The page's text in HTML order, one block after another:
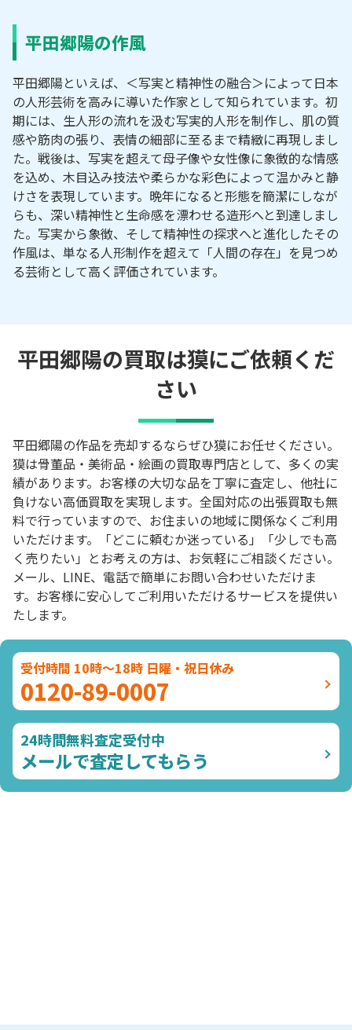
平田郷陽の作風
平田郷陽といえば、＜写実と精神性の融合＞によって日本
の人形芸術を高みに導いた作家として知られています。初
期には、生人形の流れを汲む写実的人形を制作し、肌の質
感や筋肉の張り、表情の細部に至るまで精緻に再現しまし
た。戦後は、写実を超えて母子像や女性像に象徴的な情感
を込め、木目込み技法や柔らかな彩色によって温かみと静
けさを表現しています。晩年になると形態を簡潔にしなが
らも、深い精神性と生命感を漂わせる造形へと到達しまし
た。写実から象徴、そして精神性の探求へと進化したその
作風は、単なる人形制作を超えて「人間の存在」を見つめ
る芸術として高く評価されています。
平田郷陽の買取は獏にご依頼くだ
さい
平田郷陽の作品を売却するならぜひ獏にお任せください。
獏は骨董品・美術品・絵画の買取専門店として、多くの実
績があります。お客様の大切な品を丁寧に査定し、他社に
負けない高価買取を実現します。全国対応の出張買取も無
料で行っていますので、お住まいの地域に関係なくご利用
いただけます。「どこに頼むか迷っている」「少しでも高
く売りたい」とお考えの方は、お気軽にご相談ください。
メール、LINE、電話で簡単にお問い合わせいただけま
す。お客様に安心してご利用いただけるサービスを提供い
たします。
受付時間 10時～18時 日曜・祝日休み
0120-89-0007
24時間無料査定受付中
メールで査定してもらう